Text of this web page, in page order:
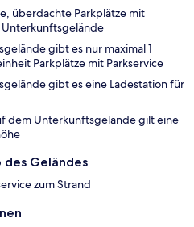
überdachte Parkplätze mit
Unterkunftsgelände
gibt es nur maximal 1
Parkplätze mit Parkservice
gibt es eine Ladestation für
dem Unterkunftsgelände gilt eine
des Geländes
zum Strand